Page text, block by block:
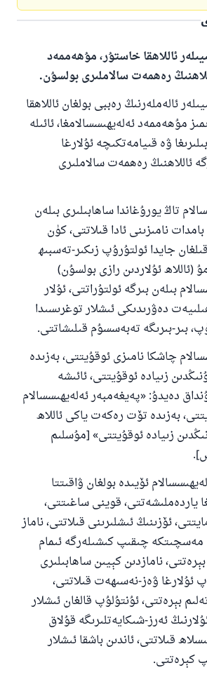
ئاللاھقا خاستۇر، مۇھەممەد
رەھمەت سالاملىرى بولسۇن.
ئالەملەرنىڭ رەببى بولغان ئاللاھقا
مۇھەممەد ئەلەيھىسسالامغا، ئائىلە
ۋە قىيامەتكىچە ئۇلارغا
ئاللاھنىڭ رەھمەت سالاملىرى
تاڭ يورۇغاندا ساھابىلىرى بىلەن
نامىزىنى ئادا قىلاتتى، كۈن
جايدا ئولتۇرۇپ زىكىر-تەسبىھ
(ئاللاھ ئۇلاردىن رازى بولسۇن)
بىلەن بىرگە ئولتۇراتتى، ئۇلار
دەۋرىدىكى ئىشلار توغرىسىدا
بىر-بىرىگە تەبەسسۇم قىلىشاتتى.
چاشكا نامىزى ئوقۇيتتى، بەزىدە
زىيادە ئوقۇيتتى، ئائىشە
دەيدۇ: «پەيغەمبەر ئەلەيھىسسالام
بەزىدە تۆت رەكەت ياكى ئاللاھ
زىيادە ئوقۇيتتى» [مۇسلىم
ئۆيىدە بولغان ۋاقىتتا
ياردەملىشەتتى، قوينى ساغىتتى،
ئۆزىنىڭ ئىشلىرىنى قىلاتتى، ناماز
مەسچىتكە چىقىپ كىشىلەرگە ئىمام
نامازدىن كېيىن ساھابىلىرى
ئۇلارغا ۋەز-نەسىھەت قىلاتتى،
بېرەتتى، ئۇنتۇلۇپ قالغان ئىشلار
ئەرز-شىكايەتلىرىگە قۇلاق
قىلاتتى، ئاندىن باشقا ئىشلار
كېرەتتى.